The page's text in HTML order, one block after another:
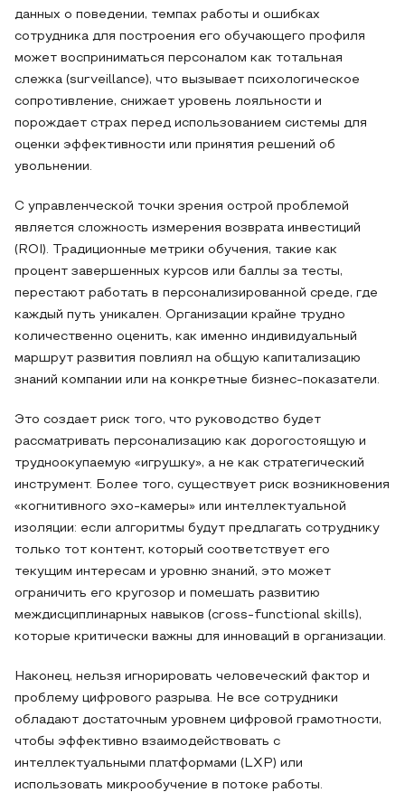
данных о поведении, темпах работы и ошибках
сотрудника для построения его обучающего профиля
может восприниматься персоналом как тотальная
слежка (surveillance), что вызывает психологическое
сопротивление, снижает уровень лояльности и
порождает страх перед использованием системы для
оценки эффективности или принятия решений об
увольнении.
С управленческой точки зрения острой проблемой
является сложность измерения возврата инвестиций
(ROI). Традиционные метрики обучения, такие как
процент завершенных курсов или баллы за тесты,
перестают работать в персонализированной среде, где
каждый путь уникален. Организации крайне трудно
количественно оценить, как именно индивидуальный
маршрут развития повлиял на общую капитализацию
знаний компании или на конкретные бизнес-показатели.
Это создает риск того, что руководство будет
рассматривать персонализацию как дорогостоящую и
трудноокупаемую «игрушку», а не как стратегический
инструмент. Более того, существует риск возникновения
«когнитивного эхо-камеры» или интеллектуальной
изоляции: если алгоритмы будут предлагать сотруднику
только тот контент, который соответствует его
текущим интересам и уровню знаний, это может
ограничить его кругозор и помешать развитию
междисциплинарных навыков (cross-functional skills),
которые критически важны для инноваций в организации.
Наконец, нельзя игнорировать человеческий фактор и
проблему цифрового разрыва. Не все сотрудники
обладают достаточным уровнем цифровой грамотности,
чтобы эффективно взаимодействовать с
интеллектуальными платформами (LXP) или
использовать микрообучение в потоке работы.